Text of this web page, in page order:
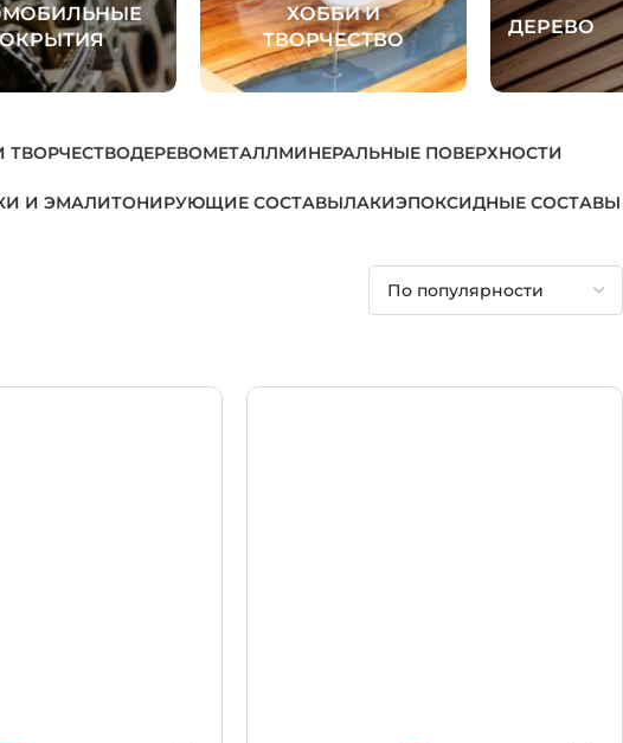
ХОББИ И
ТВОРЧЕСТВО
ДЕРЕВО
ТВОРЧЕСТВОДЕРЕВОМЕТАЛЛМИНЕРАЛЬНЫЕ ПОВЕРХНОСТИ
И ЭМАЛИТОНИРУЮЩИЕ СОСТАВЫЛАКИЭПОКСИДНЫЕ СОСТАВЫ